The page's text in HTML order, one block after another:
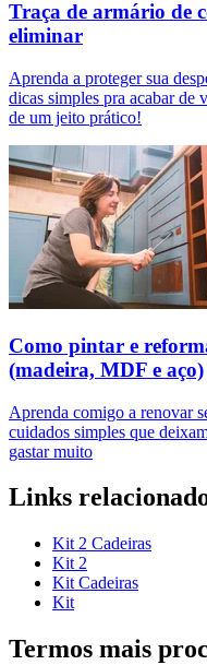
Traça de armário de
eliminar
Aprenda a proteger sua
dicas simples pra acabar de
de um jeito prático!
Como pintar e
(madeira, MDF e aço)
Aprenda comigo a renovar
cuidados simples que
gastar muito
Links
Kit 2 Cadeiras
Kit 2
Kit Cadeiras
Kit
Termos mais